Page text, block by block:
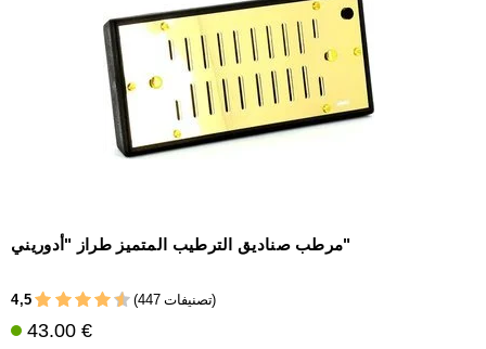
مرطب صناديق الترطيب المتميز طراز "أدوريني"
4,5 (447 تصنيفات)
43.00 €